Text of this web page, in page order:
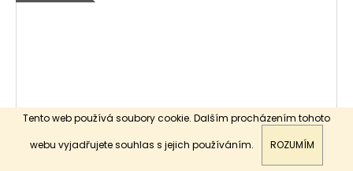
Tento web používá soubory cookie. Dalším procházením tohoto
webu vyjadřujete souhlas s jejich používáním.
ROZUMÍM